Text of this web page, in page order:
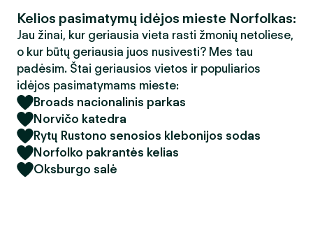
Kelios pasimatymų idėjos mieste Norfolkas:
Jau žinai, kur geriausia vieta rasti žmonių netoliese,
o kur būtų geriausia juos nusivesti? Mes tau
padėsim. Štai geriausios vietos ir populiarios
idėjos pasimatymams mieste:
Broads nacionalinis parkas
Norvičo katedra
Rytų Rustono senosios klebonijos sodas
Norfolko pakrantės kelias
Oksburgo salė